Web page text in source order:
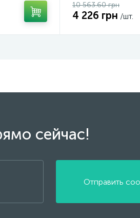
10 563.60 грн
4 226 грн /шт.
сейчас!
Отправить